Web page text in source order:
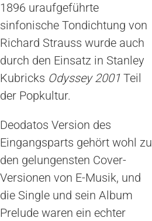
1896 uraufgeführte
sinfonische Tondichtung von
Richard Strauss wurde auch
durch den Einsatz in Stanley
Kubricks Odyssey 2001 Teil
der Popkultur.
Deodatos Version des
Eingangsparts gehört wohl zu
den gelungensten Cover-
Versionen von E-Musik, und
die Single und sein Album
Prelude waren ein echter